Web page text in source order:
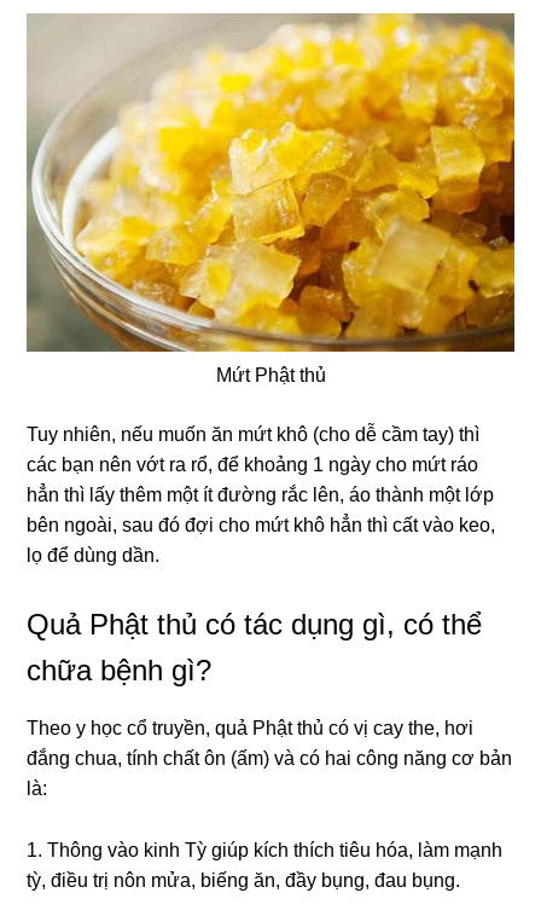
Mứt Phật thủ
Tuy nhiên, nếu muốn ăn mứt khô (cho dễ cầm tay) thì
các bạn nên vớt ra rổ, để khoảng 1 ngày cho mứt ráo
hẳn thì lấy thêm một ít đường rắc lên, áo thành một lớp
bên ngoài, sau đó đợi cho mứt khô hẳn thì cất vào keo,
lọ để dùng dần.
Quả Phật thủ có tác dụng gì, có thể
chữa bệnh gì?
Theo y học cổ truyền, quả Phật thủ có vị cay the, hơi
đắng chua, tính chất ôn (ấm) và có hai công năng cơ bản
là:
1. Thông vào kinh Tỳ giúp kích thích tiêu hóa, làm mạnh
tỳ, điều trị nôn mửa, biếng ăn, đầy bụng, đau bụng.